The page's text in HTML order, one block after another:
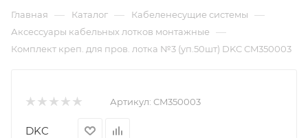
Главная — Каталог — Кабеленесущие системы —
Аксессуары кабельных лотков монтажные —
Комплект креп. для пров. лотка №3 (уп.50шт) DKC CM350003
Артикул: CM350003
DKC